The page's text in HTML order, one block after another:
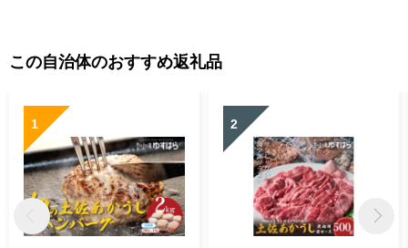
この自治体のおすすめ返礼品
1 2